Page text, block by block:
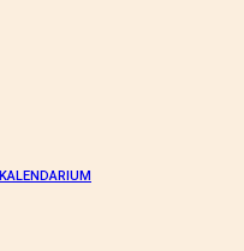
KALENDARIUM